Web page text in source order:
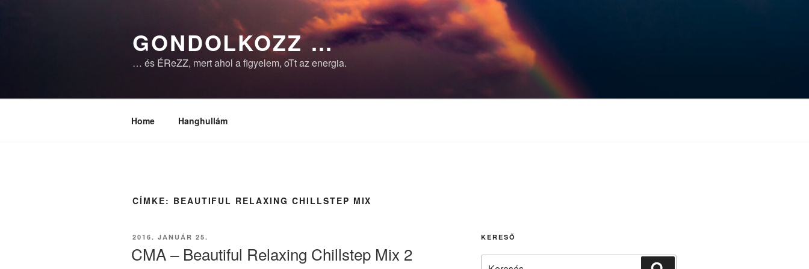
GONDOLKOZZ …
… és ÉReZZ, mert ahol a figyelem, oTt az energia.
Home Hanghullám
CÍMKE: BEAUTIFUL RELAXING CHILLSTEP MIX
BEKÜLDVE:
2016. JANUÁR 25.
CMA – Beautiful Relaxing Chillstep Mix 2
KERESŐ